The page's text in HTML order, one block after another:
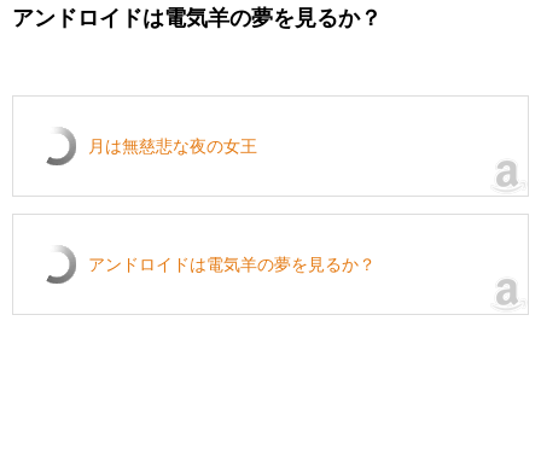
アンドロイドは電気羊の夢を見るか？
月は無慈悲な夜の女王
アンドロイドは電気羊の夢を見るか？